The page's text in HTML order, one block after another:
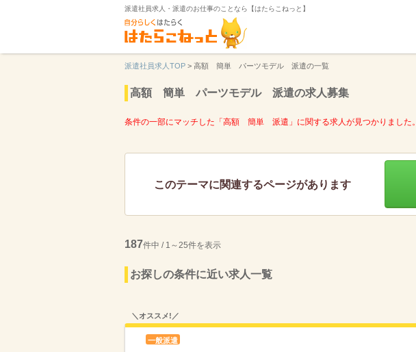
派遣社員求人・派遣のお仕事のことなら【はたらこねっと】
派遣社員求人TOP > 高額 簡単 パーツモデル 派遣の一覧
高額 簡単 パーツモデル 派遣の求人募集
条件の一部にマッチした「高額 簡単 派遣」に関する求人が見つかりました。
このテーマに関連するページがあります
187件中 / 1～25件を表示
お探しの条件に近い求人一覧
＼オススメ!／
一般派遣